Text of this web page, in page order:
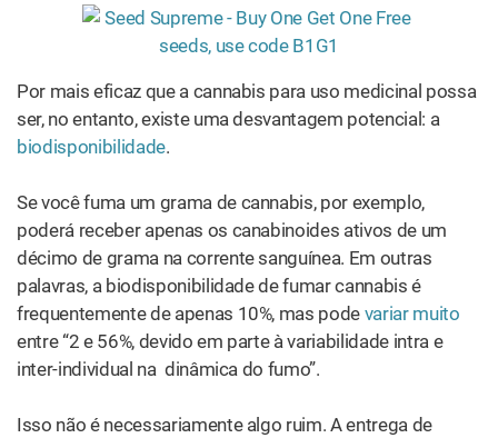
Por mais eficaz que a cannabis para uso medicinal possa
ser, no entanto, existe uma desvantagem potencial: a
biodisponibilidade.
Se você fuma um grama de cannabis, por exemplo,
poderá receber apenas os canabinoides ativos de um
décimo de grama na corrente sanguínea. Em outras
palavras, a biodisponibilidade de fumar cannabis é
frequentemente de apenas 10%, mas pode variar muito
entre “2 e 56%, devido em parte à variabilidade intra e
inter-individual na dinâmica do fumo”.
Isso não é necessariamente algo ruim. A entrega de